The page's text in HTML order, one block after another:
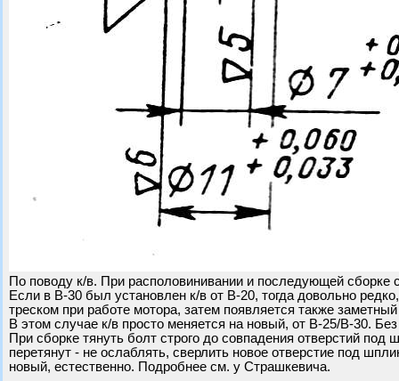
По поводу к/в. При располовинивании и последующей сборке
Если в В-30 был установлен к/в от В-20, тогда довольно
треском при работе мотора, затем появляется также
В этом случае к/в просто меняется на новый, от В-25/В-30.
При сборке тянуть болт строго до совпадения отверстий
перетянут - не ослаблять, сверлить новое отверстие под
новый, естественно. Подробнее см. у Страшкевича.